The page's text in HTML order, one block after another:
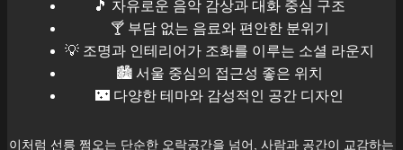
🎵 자유로운 음악 감상과 대화 중심 구조
🍸 부담 없는 음료와 편안한 분위기
💡 조명과 인테리어가 조화를 이루는 소셜 라운지
🏙️ 서울 중심의 접근성 좋은 위치
🌃 다양한 테마와 감성적인 공간 디자인
이처럼 선릉 쩜오는 단순한 오락공간을 넘어, 사람과 공간이 교감하는